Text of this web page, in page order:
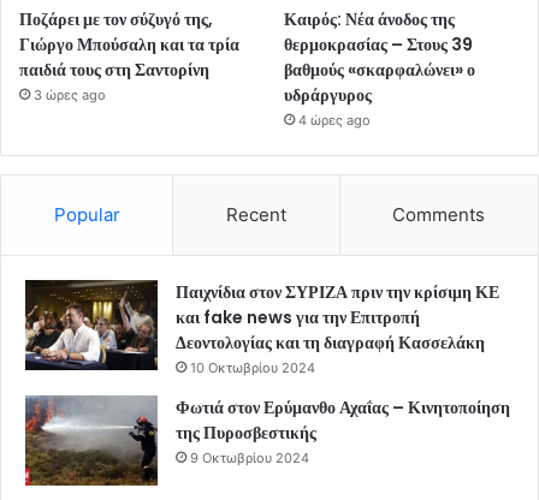
Ποζάρει με τον σύζυγό της,
Γιώργο Μπούσαλη και τα τρία
παιδιά τους στη Σαντορίνη
3 ώρες ago
Καιρός: Νέα άνοδος της
θερμοκρασίας – Στους 39
βαθμούς «σκαρφαλώνει» ο
υδράργυρος
4 ώρες ago
Popular Recent Comments
Παιχνίδια στον ΣΥΡΙΖΑ πριν την κρίσιμη ΚΕ
και fake news για την Επιτροπή
Δεοντολογίας και τη διαγραφή Κασσελάκη
10 Οκτωβρίου 2024
Φωτιά στον Ερύμανθο Αχαΐας – Κινητοποίηση
της Πυροσβεστικής
9 Οκτωβρίου 2024